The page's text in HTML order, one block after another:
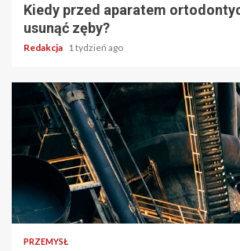
Kiedy przed aparatem
usunąć zęby?
Redakcja 1 tydzień ago
PRZEMYSŁ